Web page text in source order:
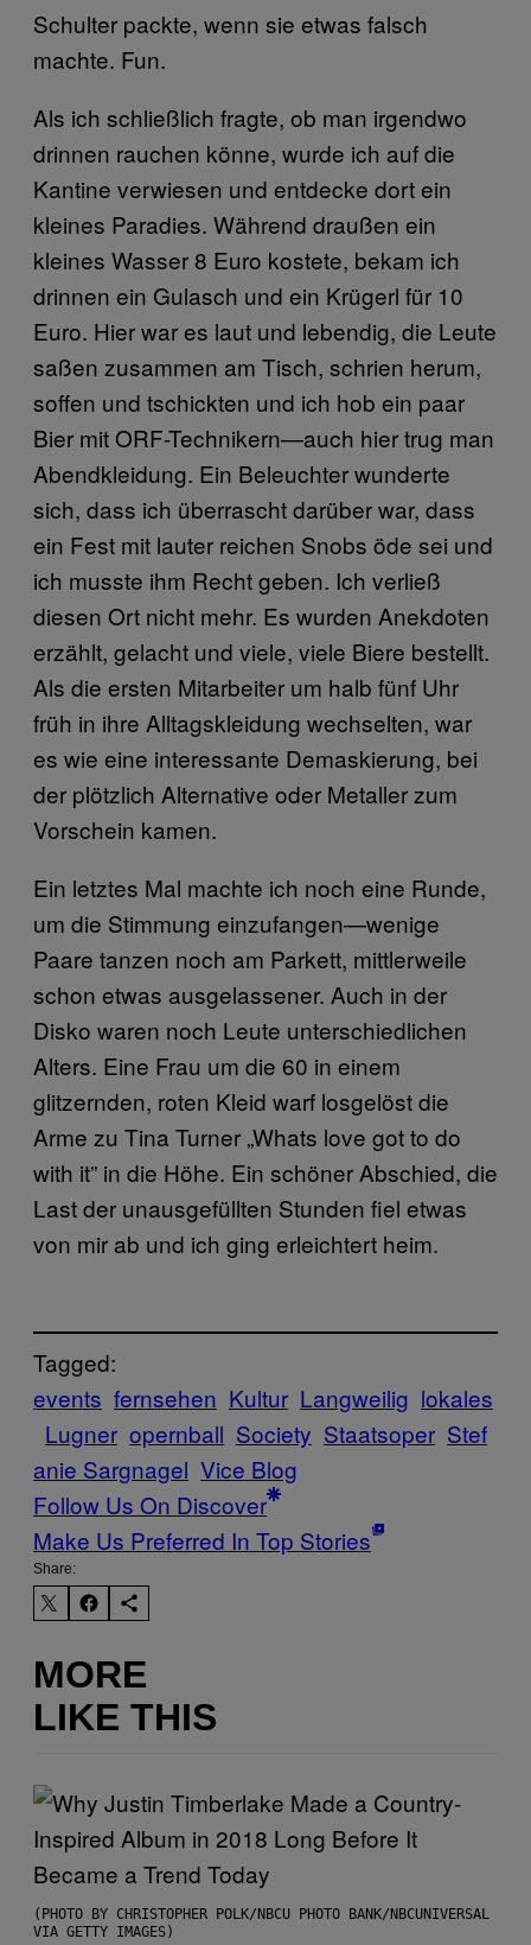
Schulter packte, wenn sie etwas falsch
machte. Fun.
Als ich schließlich fragte, ob man irgendwo
drinnen rauchen könne, wurde ich auf die
Kantine verwiesen und entdecke dort ein
kleines Paradies. Während draußen ein
kleines Wasser 8 Euro kostete, bekam ich
drinnen ein Gulasch und ein Krügerl für 10
Euro. Hier war es laut und lebendig, die Leute
saßen zusammen am Tisch, schrien herum,
soffen und tschickten und ich hob ein paar
Bier mit ORF-Technikern—auch hier trug man
Abendkleidung. Ein Beleuchter wunderte
sich, dass ich überrascht darüber war, dass
ein Fest mit lauter reichen Snobs öde sei und
ich musste ihm Recht geben. Ich verließ
diesen Ort nicht mehr. Es wurden Anekdoten
erzählt, gelacht und viele, viele Biere bestellt.
Als die ersten Mitarbeiter um halb fünf Uhr
früh in ihre Alltagskleidung wechselten, war
es wie eine interessante Demaskierung, bei
der plötzlich Alternative oder Metaller zum
Vorschein kamen.
Ein letztes Mal machte ich noch eine Runde,
um die Stimmung einzufangen—wenige
Paare tanzen noch am Parkett, mittlerweile
schon etwas ausgelassener. Auch in der
Disko waren noch Leute unterschiedlichen
Alters. Eine Frau um die 60 in einem
glitzernden, roten Kleid warf losgelöst die
Arme zu Tina Turner „Whats love got to do
with it” in die Höhe. Ein schöner Abschied, die
Last der unausgefüllten Stunden fiel etwas
von mir ab und ich ging erleichtert heim.
Tagged:
events fernsehen Kultur Langweilig lokales
Lugner opernball Society Staatsoper Stef
anie Sargnagel Vice Blog
Follow Us On Discover
Make Us Preferred In Top Stories
Share:
MORE
LIKE THIS
(PHOTO BY CHRISTOPHER POLK/NBCU PHOTO BANK/NBCUNIVERSAL
VIA GETTY IMAGES)